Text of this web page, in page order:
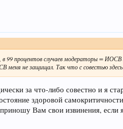
99 процентов случаев модераторы = ИОСВ
не защищал. Так что с совестью
за что-либо совестно и я
здоровой
Вам свои извинения, если